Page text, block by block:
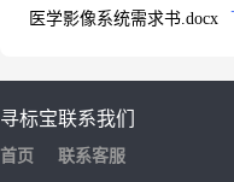
医学影像系统需求书.docx
寻标宝
首页
联系我们
联系客服